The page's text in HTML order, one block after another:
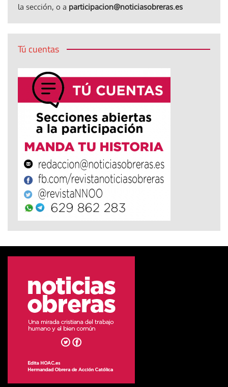
la sección, o a participacion@noticiasobreras.es
Tú cuentas